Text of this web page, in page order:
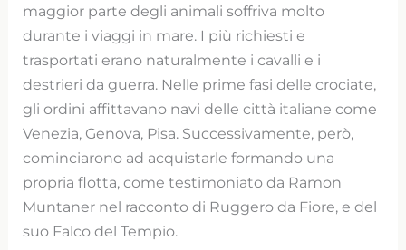
maggior parte degli animali soffriva molto
durante i viaggi in mare. I più richiesti e
trasportati erano naturalmente i cavalli e i
destrieri da guerra. Nelle prime fasi delle crociate,
gli ordini affittavano navi delle città italiane come
Venezia, Genova, Pisa. Successivamente, però,
cominciarono ad acquistarle formando una
propria flotta, come testimoniato da Ramon
Muntaner nel racconto di Ruggero da Fiore, e del
suo Falco del Tempio.